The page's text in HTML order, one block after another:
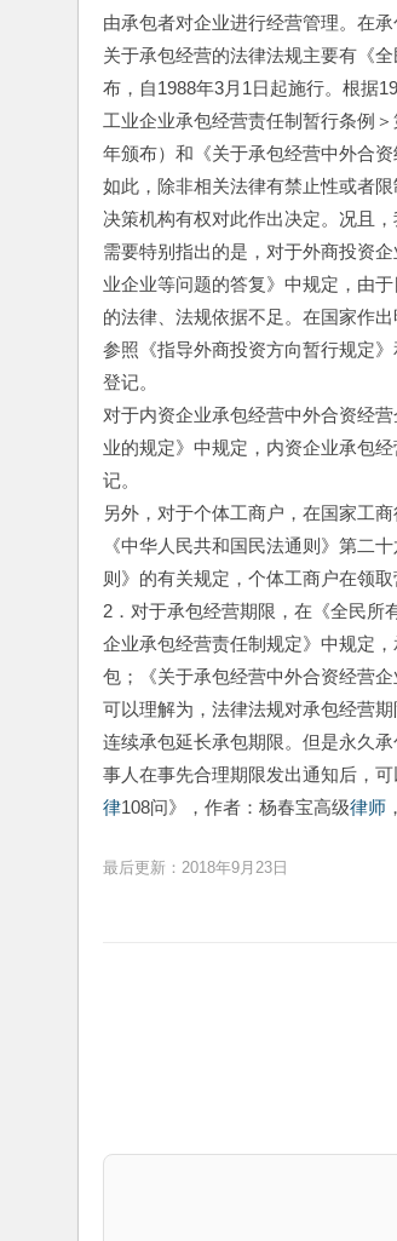
由承包者对企业进行经营管理。在
关于承包经营的法律法规主要有《
布，自1988年3月1日起施行。根据
工业企业承包经营责任制暂行条例
年颁布）和《关于承包经营中外合
如此，除非相关法律有禁止性或者
决策机构有权对此作出决定。况且
需要特别指出的是，对于外商投资
业企业等问题的答复》中规定，由
的法律、法规依据不足。在国家作
参照《指导外商投资方向暂行规定
登记。
对于内资企业承包经营中外合资经
业的规定》中规定，内资企业承包
记。
另外，对于个体工商户，在国家工
《中华人民共和国民法通则》第二
则》的有关规定，个体工商户在领
2．对于承包经营期限，在《全民所
企业承包经营责任制规定》中规定
包；《关于承包经营中外合资经营
可以理解为，法律法规对承包经营
连续承包延长承包期限。但是永久
事人在事先合理期限发出通知后，
律108问》，作者：杨春宝高级律师
最后更新：2018年9月23日